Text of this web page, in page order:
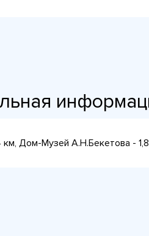
км, Дом-Музей А.Н.Бекетова -